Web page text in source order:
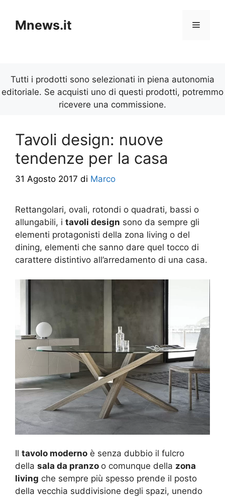
contenuto
Mnews.it Menu
Tutti i prodotti sono selezionati in piena autonomia
editoriale. Se acquisti uno di questi prodotti, potremmo
ricevere una commissione.
Tavoli design: nuove
tendenze per la casa
31 Agosto 2017 di Marco
Rettangolari, ovali, rotondi o quadrati, bassi o
allungabili, i tavoli design sono da sempre gli
elementi protagonisti della zona living o del
dining, elementi che sanno dare quel tocco di
carattere distintivo all’arredamento di una casa.
Il tavolo moderno è senza dubbio il fulcro
della sala da pranzo o comunque della zona
living che sempre più spesso prende il posto
della vecchia suddivisione degli spazi, unendo